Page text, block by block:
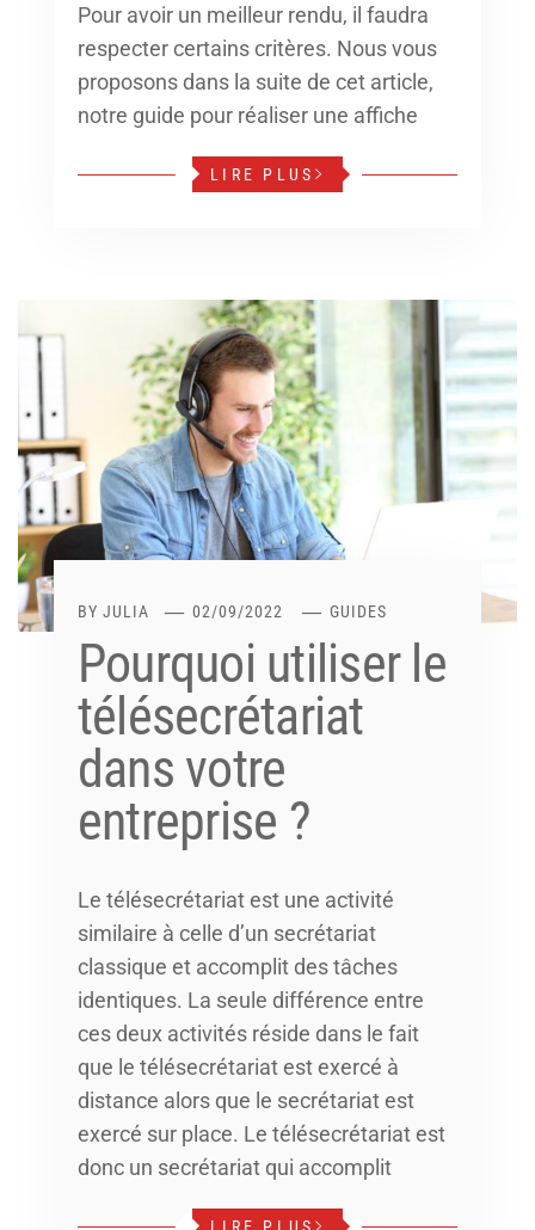
Pour avoir un meilleur rendu, il faudra
respecter certains critères. Nous vous
proposons dans la suite de cet article,
notre guide pour réaliser une affiche
LIRE PLUS
BY JULIA 02/09/2022 GUIDES
Pourquoi utiliser le
télésecrétariat
dans votre
entreprise ?
Le télésecrétariat est une activité
similaire à celle d’un secrétariat
classique et accomplit des tâches
identiques. La seule différence entre
ces deux activités réside dans le fait
que le télésecrétariat est exercé à
distance alors que le secrétariat est
exercé sur place. Le télésecrétariat est
donc un secrétariat qui accomplit